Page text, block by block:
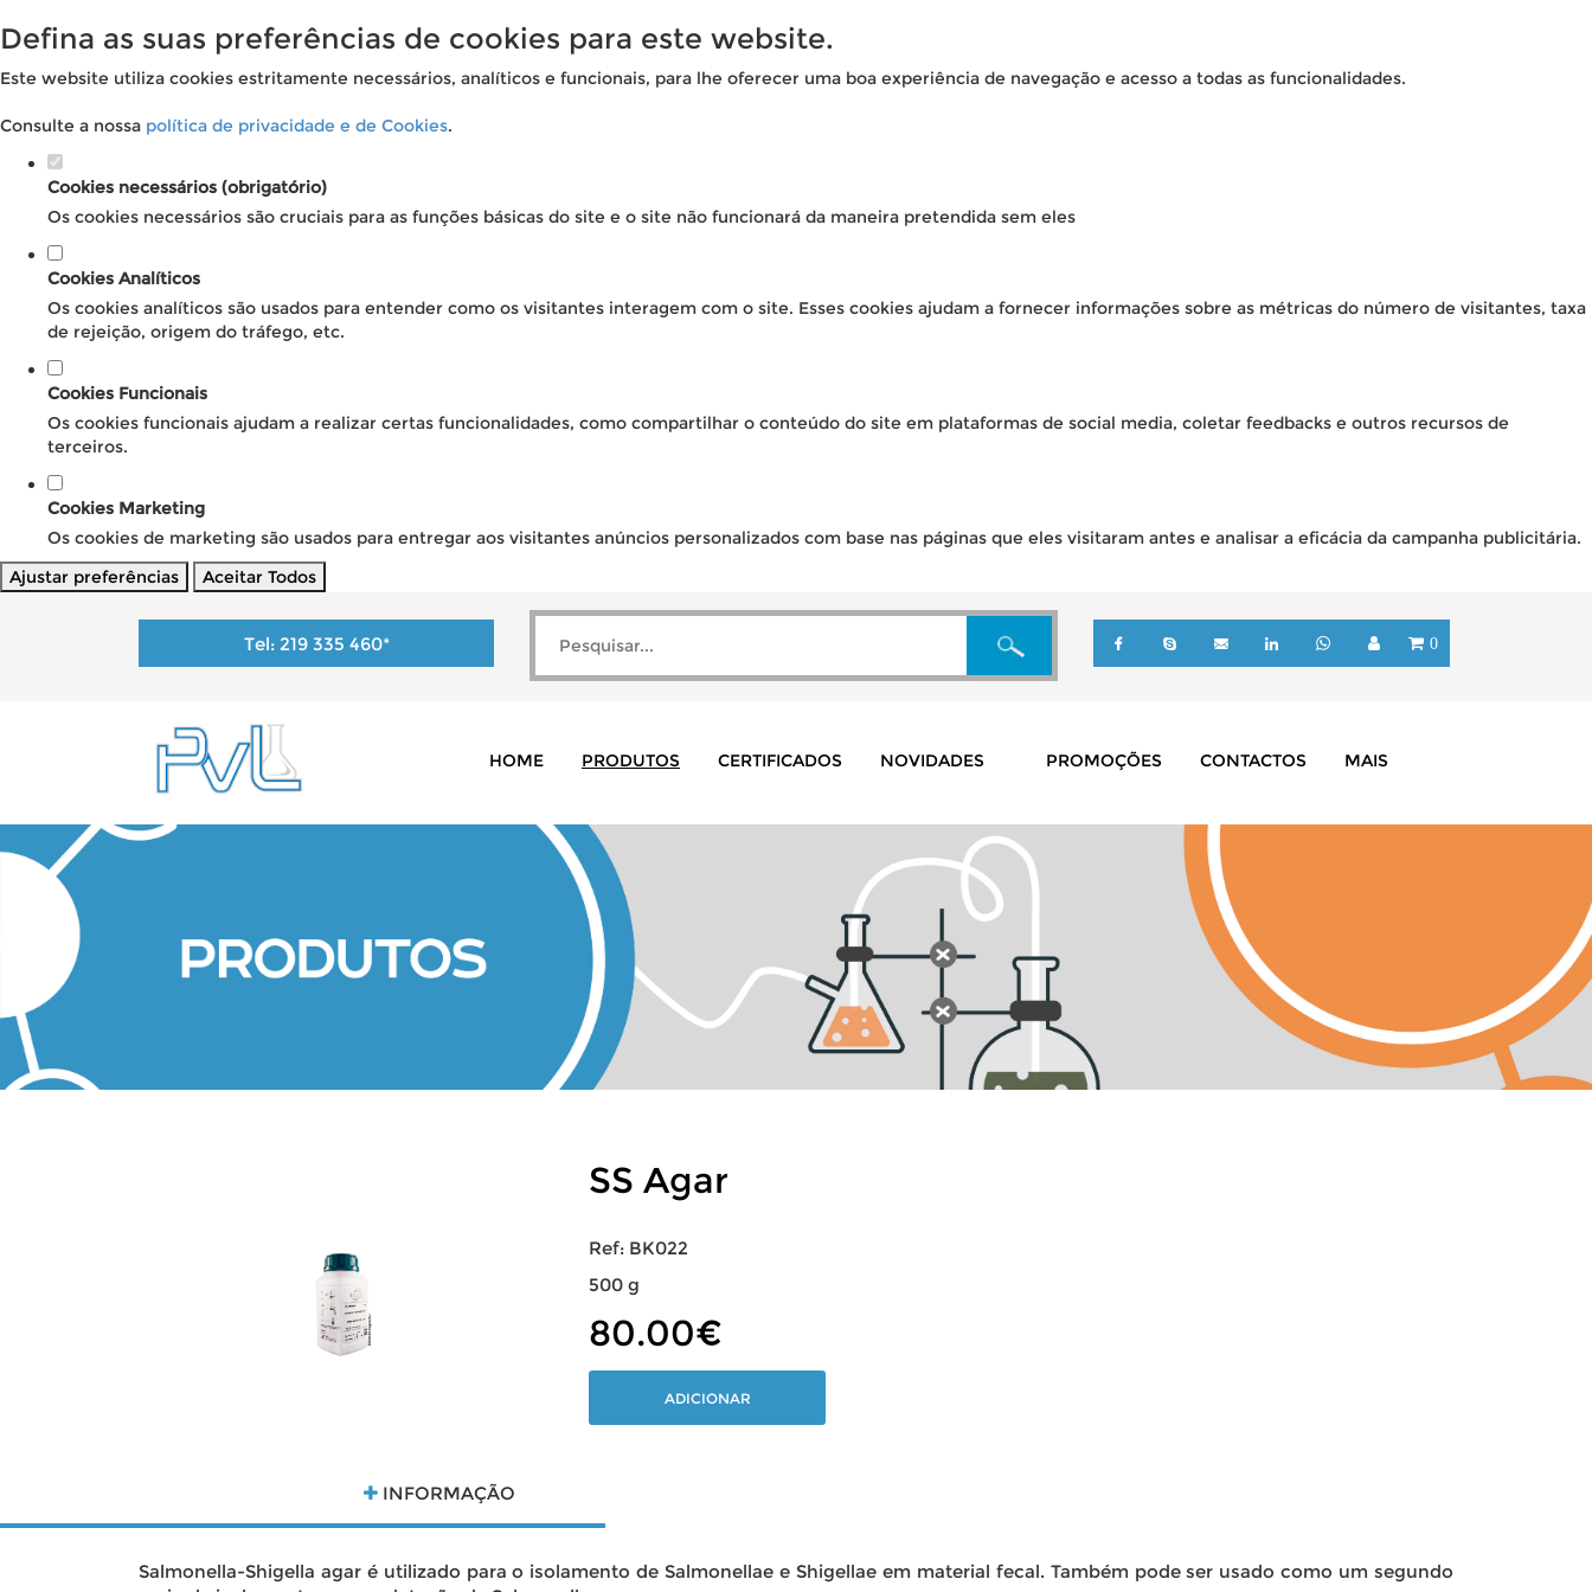
Defina as suas preferências de cookies para este website.
Este website utiliza cookies estritamente necessários, analíticos e funcionais, para lhe oferecer uma boa experiência de navegação e acesso a todas as funcionalidades.
Consulte a nossa política de privacidade e de Cookies.
Cookies necessários (obrigatório)
Os cookies necessários são cruciais para as funções básicas do site e o site não funcionará da maneira pretendida sem eles
Cookies Analíticos
Os cookies analíticos são usados para entender como os visitantes interagem com o site. Esses cookies ajudam a fornecer informações sobre as métricas do número de visitantes, taxa
de rejeição, origem do tráfego, etc.
Cookies Funcionais
Os cookies funcionais ajudam a realizar certas funcionalidades, como compartilhar o conteúdo do site em plataformas de social media, coletar feedbacks e outros recursos de
terceiros.
Cookies Marketing
Os cookies de marketing são usados para entregar aos visitantes anúncios personalizados com base nas páginas que eles visitaram antes e analisar a eficácia da campanha publicitária.
Ajustar preferências
Aceitar Todos
Tel: 219 335 460* 0
HOME PRODUTOS CERTIFICADOS NOVIDADES PROMOÇÕES CONTACTOS MAIS
SS Agar
Ref: BK022
500 g
80.00€
ADICIONAR
INFORMAÇÃO
Salmonella-Shigella agar é utilizado para o isolamento de Salmonellae e Shigellae em material fecal. Também pode ser usado como um segundo